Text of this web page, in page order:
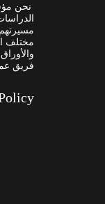
نحن
مختلف
فريق